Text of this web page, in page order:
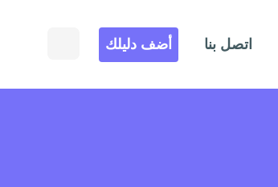
اتصل بنا أضف دليلك